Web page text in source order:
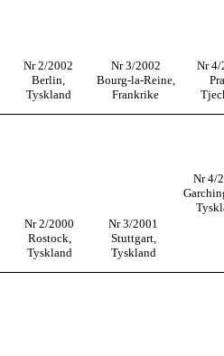
Nr 2/2002
Berlin,
Tyskland
Nr 3/2002
Bourg-la-Reine,
Frankrike
Nr 4/
Nr 2/2000
Rostock,
Tyskland
Nr 3/2001
Stuttgart,
Tyskland
Nr 4/